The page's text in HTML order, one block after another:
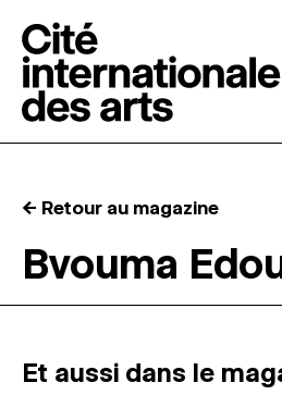
RÉSIDENCES ↓
ATELIERS OUVERTS
← Retour au magazine
Bvouma
Et aussi dans le